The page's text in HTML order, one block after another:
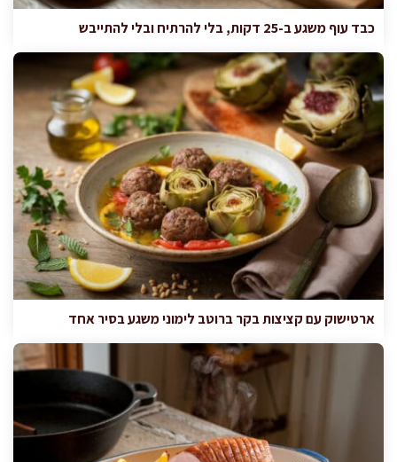
כבד עוף משגע ב-25 דקות, בלי להרתיח ובלי להתייבש
ארטישוק עם קציצות בקר ברוטב לימוני משגע בסיר אחד